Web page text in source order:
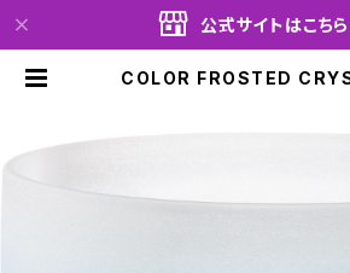
公式サイトはこち
COLOR FROSTED
0 inch | moabrante